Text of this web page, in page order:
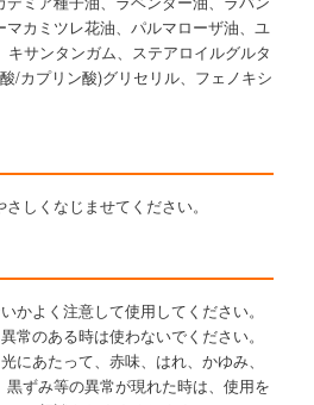
カミツレ花油、パルマローザ油、ユ
サンタンガム、ステアロイルグルタ
/カプリン酸)グリセリル、フェノキシ
しくなじませてください。
かよく注意して使用してください。
常のある時は使わないでください。
にあたって、赤味、はれ、かゆみ、
ずみ等の異常が現れた時は、使用を